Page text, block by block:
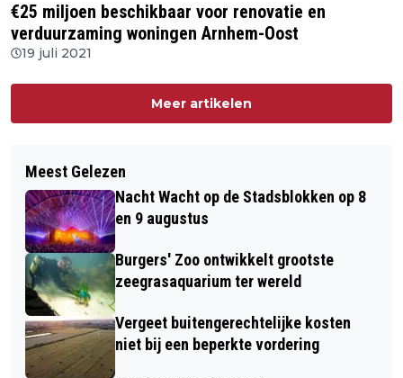
€25 miljoen beschikbaar voor renovatie en
verduurzaming woningen Arnhem-Oost
19 juli 2021
Meer artikelen
Meest Gelezen
Nacht Wacht op de Stadsblokken op 8
en 9 augustus
Burgers' Zoo ontwikkelt grootste
zeegrasaquarium ter wereld
Vergeet buitengerechtelijke kosten
niet bij een beperkte vordering